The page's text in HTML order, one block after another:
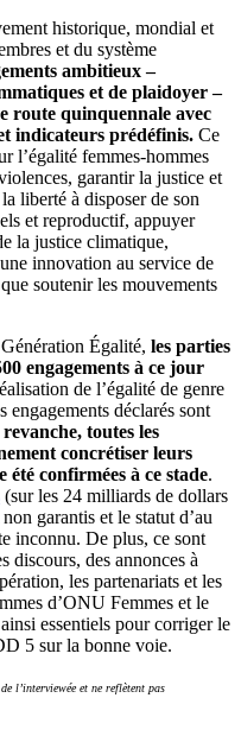
historique, mondial et
et du système
ambitieux –
et de plaidoyer –
route quinquennale avec
indicateurs prédéfinis. Ce
l’égalité femmes-hommes
garantir la justice et
liberté à disposer de son
et reproductif, appuyer
la justice climatique,
innovation au service de
soutenir les mouvements
Égalité, les parties
engagements à ce jour
de l’égalité de genre
engagements déclarés sont
toutes les
concrétiser leurs
été confirmées à ce stade.
(sur les 24 milliards de dollars
garantis et le statut d’au
inconnu. De plus, ce sont
discours, des annonces à
les partenariats et les
d’ONU Femmes et le
essentiels pour corriger le
5 sur la bonne voie.
l’interviewée et ne reflètent pas